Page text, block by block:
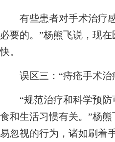
有些患者对手术治疗感
必要的。”杨熊飞说，现
快。
误区三：“痔疮手术
“规范治疗和科学预防
食和生活习惯有关。”杨
易忽视的行为，诸如刷着